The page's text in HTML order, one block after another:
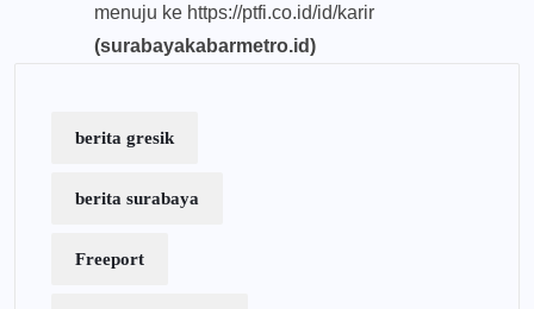
menuju ke https://ptfi.co.id/id/karir
(surabayakabarmetro.id)
berita gresik
berita surabaya
Freeport